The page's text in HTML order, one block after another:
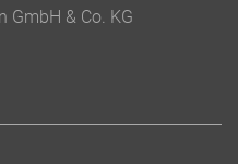
& Co. KG